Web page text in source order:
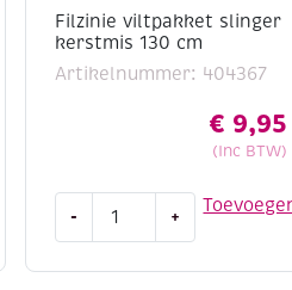
Filzinie viltpakket slinger
kerstmis 130 cm
Artikelnummer: 404367
€ 9,95
(Inc BTW)
-
viltpakket
+